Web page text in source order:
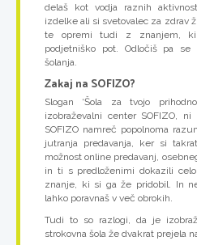
delaš kot vodja raznih
izdelke ali si svetovalec za zdrav
te opremi tudi z znanjem,
podjetniško pot. Odločiš pa
šolanja.
Zakaj na SOFIZO?
Slogan ‘Šola za tvojo
izobraževalni center SOFIZO,
SOFIZO namreč popolnoma
jutranja predavanja, ker si
možnost online predavanj,
in ti s predloženimi dokazili
znanje, ki si ga že pridobil. In
lahko poravnaš v več obrokih.
Tudi to so razlogi, da je
strokovna šola že dvakrat prejela